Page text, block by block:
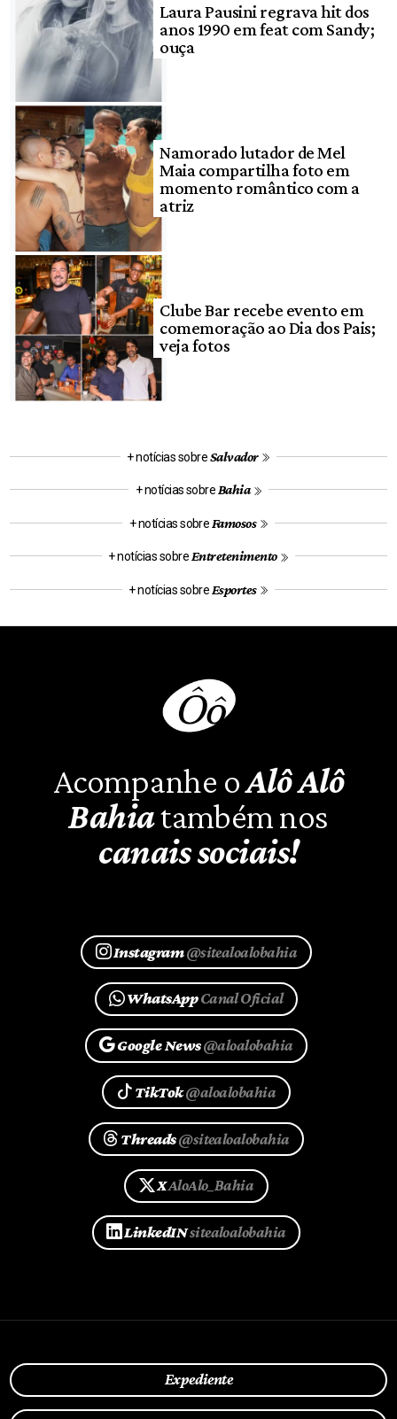
Laura Pausini regrava hit dos
anos 1990 em feat com Sandy;
ouça
Namorado lutador de Mel
Maia compartilha foto em
momento romântico com a
atriz
Clube Bar recebe evento em
comemoração ao Dia dos Pais;
veja fotos
+ notícias sobreSalvador
+ notícias sobre Bahia
+ notícias sobre Famosos
+ notícias sobre Entretenimento
+ notícias sobre Esportes
Acompanhe oAlô Alô
Bahiatambém nos
canais sociais!
Instagram@sitealoalobahia
WhatsAppCanal Oficial
Google News@aloalobahia
TikTok@aloalobahia
Threads@sitealoalobahia
XAloAlo_Bahia
LinkedINsitealoalobahia
Expediente